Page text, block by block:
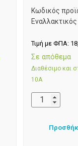
Κωδικός
Τιμή με ΦΠΑ:
Σε απόθεμα
Διαθέσιμο και
10Α